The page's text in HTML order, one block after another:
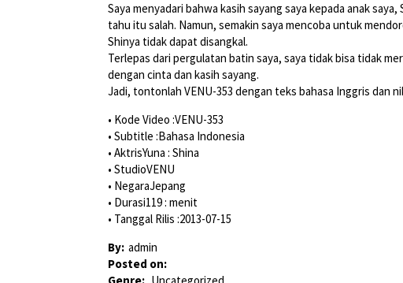
Saya menyadari bahwa kasih sayang saya kepada anak
tahu itu salah. Namun, semakin saya mencoba untuk
Shinya tidak dapat disangkal.
Terlepas dari pergulatan batin saya, saya tidak bisa tidak
dengan cinta dan kasih sayang.
Jadi, tontonlah VENU-353 dengan teks bahasa Inggris dan
• Kode Video :VENU-353
• Subtitle :Bahasa Indonesia
• AktrisYuna : Shina
• StudioVENU
• NegaraJepang
• Durasi119 : menit
• Tanggal Rilis :2013-07-15
By: admin
Posted on: